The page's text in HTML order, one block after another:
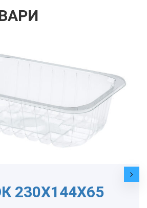
230Х144Х65